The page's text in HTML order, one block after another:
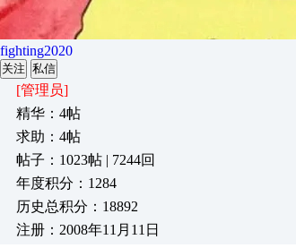
fighting2020
关注 私信
[管理员]
精华：4帖
求助：4帖
帖子：1023帖 | 7244回
年度积分：1284
历史总积分：18892
注册：2008年11月11日